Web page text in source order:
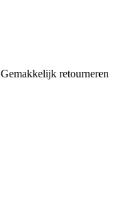
Gemakkelijk retourneren